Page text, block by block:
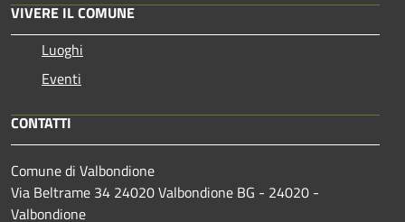
VIVERE IL COMUNE
Luoghi
Eventi
CONTATTI
Comune di Valbondione
Via Beltrame 34 24020 Valbondione BG - 24020 -
Valbondione